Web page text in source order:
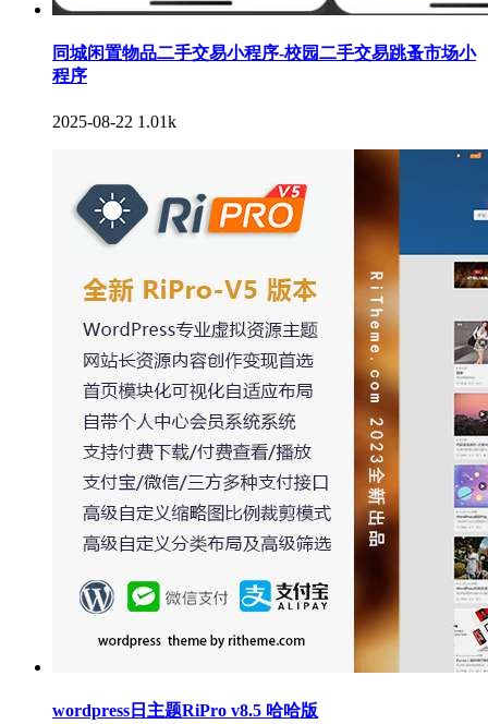
同城闲置物品二手交易小程序-校园二手交易跳蚤市场小
程序
2025-08-22 1.01k
wordpress日主题RiPro v8.5 哈哈版